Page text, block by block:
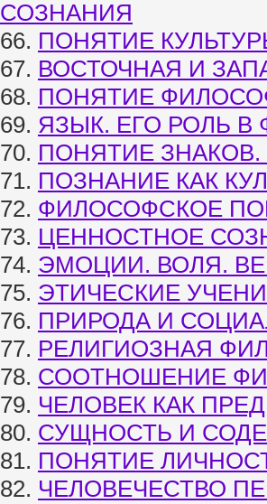
СОЗНАНИЯ
66. ПОНЯТИЕ
67. ВОСТОЧНАЯ И
68. ПОНЯТИЕ
69. ЯЗЫК. ЕГО РОЛЬ
70. ПОНЯТИЕ
71. ПОЗНАНИЕ КАК
72. ФИЛОСОФСКОЕ
73. ЦЕННОСТНОЕ
74. ЭМОЦИИ. ВОЛЯ.
75. ЭТИЧЕСКИЕ
76. ПРИРОДА И
77. РЕЛИГИОЗНАЯ
78. СООТНОШЕНИЕ
79. ЧЕЛОВЕК КАК
80. СУЩНОСТЬ И
81. ПОНЯТИЕ
82. ЧЕЛОВЕЧЕСТВО